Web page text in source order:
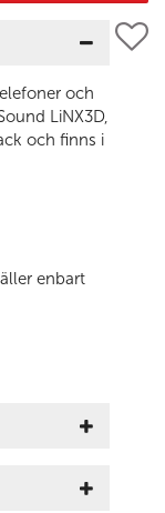
och
LiNX3D,
och finns i
enbart